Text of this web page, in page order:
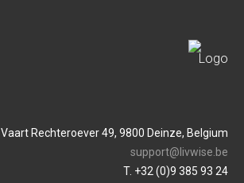
Vaart Rechteroever 49, 9800 Deinze, Belgium
support@livwise.be
T. +32 (0)9 385 93 24